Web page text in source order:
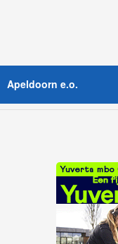
Apeldoorn e.o.